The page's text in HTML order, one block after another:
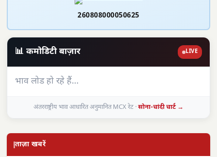
260808000050625
📊 कमोडिटी बाज़ार LIVE
भाव लोड हो रहे हैं…
अंतरराष्ट्रीय भाव आधारित अनुमानित MCX रेट ·सोना-चांदी चार्ट →
ताज़ा खबरें